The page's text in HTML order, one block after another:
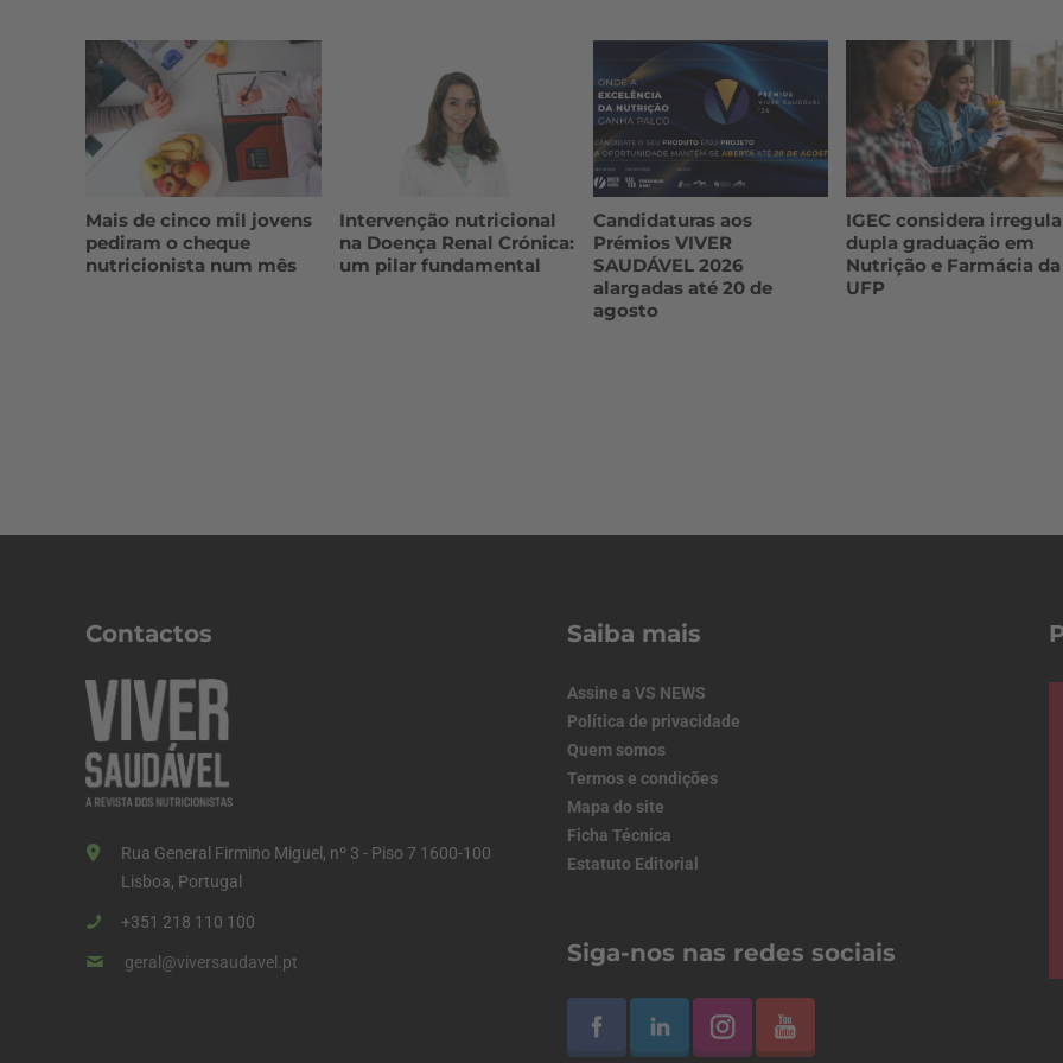
Mais de cinco mil jovens
pediram o cheque
nutricionista num mês
Intervenção nutricional
na Doença Renal Crónica:
um pilar fundamental
Candidaturas aos
Prémios VIVER
SAUDÁVEL 2026
alargadas até 20 de
agosto
IGEC considera
dupla graduação em
Nutrição e Farmácia da
UFP
Contactos
Rua General Firmino Miguel, nº 3 - Piso 7 1600-100
Lisboa, Portugal
+351 218 110 100
geral@viversaudavel.pt
Saiba mais
Assine a VS NEWS
Política de privacidade
Quem somos
Termos e condições
Mapa do site
Ficha Técnica
Estatuto Editorial
Siga-nos nas redes sociais